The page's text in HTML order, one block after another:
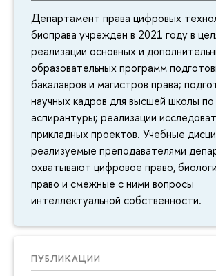
Департамент права цифровых
биоправа учрежден в 2021 году в
реализации основных и
образовательных программ
бакалавров и магистров права;
научных кадров для высшей школы
аспирантуры; реализации
прикладных проектов. Учебные
реализуемые преподавателями
охватывают цифровое право,
право и смежные с ними вопросы
интеллектуальной собственности.
ПУБЛИКАЦИИ